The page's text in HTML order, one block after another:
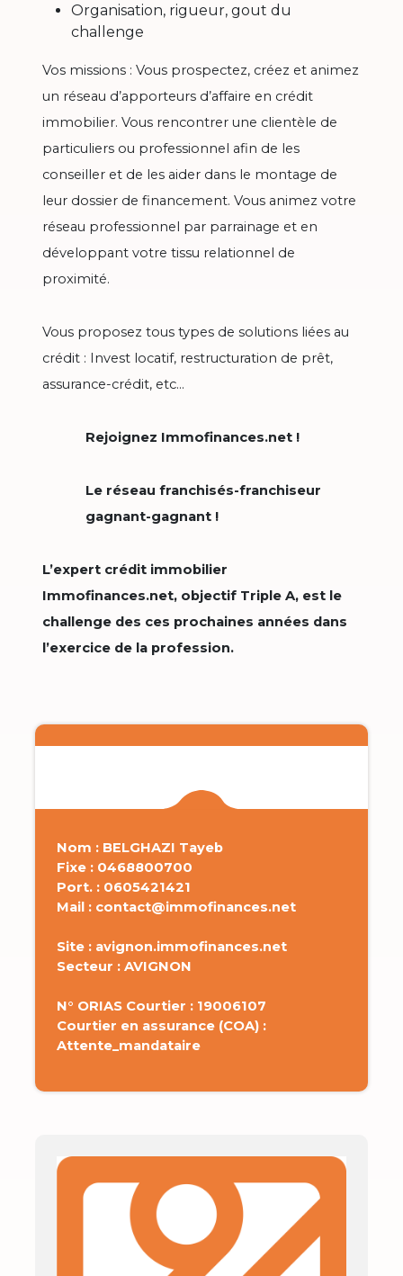
Organisation, rigueur, gout du
challenge
Vos missions : Vous prospectez, créez et animez
un réseau d’apporteurs d’affaire en crédit
immobilier. Vous rencontrer une clientèle de
particuliers ou professionnel afin de les
conseiller et de les aider dans le montage de
leur dossier de financement. Vous animez votre
réseau professionnel par parrainage et en
développant votre tissu relationnel de
proximité.
Vous proposez tous types de solutions liées au
crédit : Invest locatif, restructuration de prêt,
assurance-crédit, etc…
Rejoignez Immofinances.net !
Le réseau franchisés-franchiseur
gagnant-gagnant !
L’expert crédit immobilier
Immofinances.net, objectif Triple A, est le
challenge des ces prochaines années dans
l’exercice de la profession.
Nom : BELGHAZI Tayeb
Fixe : 0468800700
Port. : 0605421421
Mail : contact@immofinances.net
Site : avignon.immofinances.net
Secteur : AVIGNON
N° ORIAS Courtier : 19006107
Courtier en assurance (COA) :
Attente_mandataire